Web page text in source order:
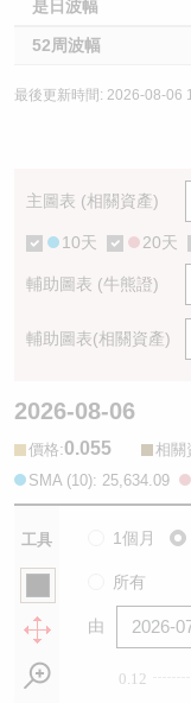
是日波幅
52周波幅
最後更新時間: 2026-08-06
主圖表 (相關資產)
10天 20天
輔助圖表 (牛熊證)
輔助圖表(相關資產)
2026-08-06
價格:0.055 相關
SMA (10): 25,634.09
工具 1個月
所有
由
0.12